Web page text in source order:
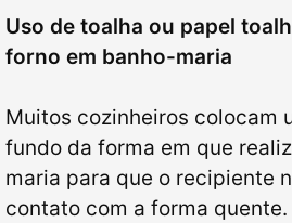
Uso de toalha ou papel
forno em banho-maria
Muitos cozinheiros colocam
fundo da forma em que
maria para que o recipiente
contato com a forma quente.